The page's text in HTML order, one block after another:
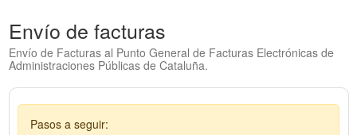
Envío de facturas
Envío de Facturas al Punto General de Facturas Electrónicas de
Administraciones Públicas de Cataluña.
Pasos a seguir: